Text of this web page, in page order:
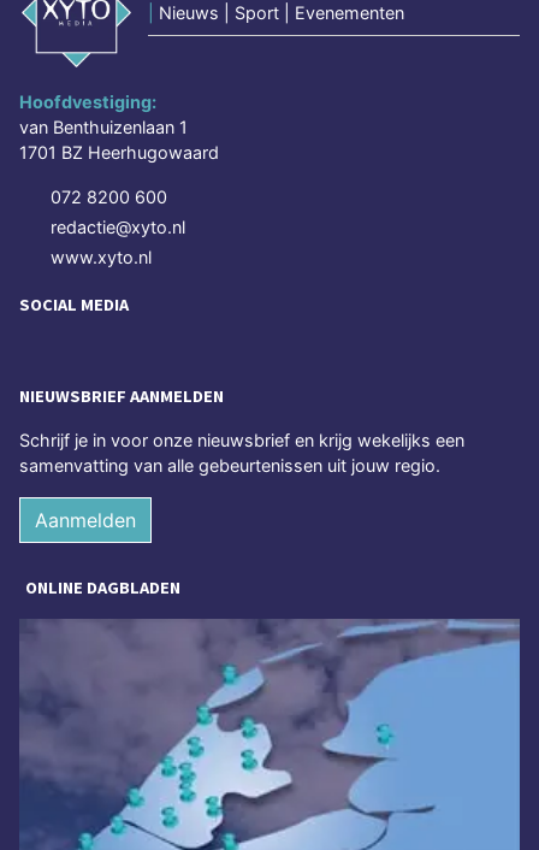
Nieuws | Sport | Evenementen
Hoofdvestiging:
van Benthuizenlaan 1
1701 BZ Heerhugowaard
072 8200 600
redactie@xyto.nl
www.xyto.nl
SOCIAL MEDIA
NIEUWSBRIEF AANMELDEN
Schrijf je in voor onze nieuwsbrief en krijg wekelijks een
samenvatting van alle gebeurtenissen uit jouw regio.
Aanmelden
ONLINE DAGBLADEN